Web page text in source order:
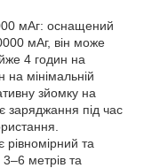
мАг: оснащений
мАг, він може
4 годин на
на мінімальній
зйомку на
заряджання під час
рівномірний та
метрів та